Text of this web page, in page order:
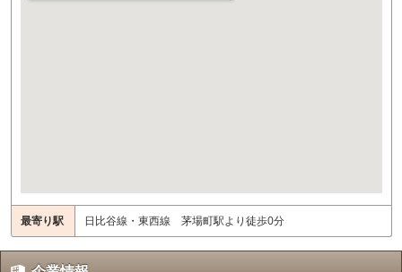
最寄り駅 日比谷線・東西線 茅場町駅より徒歩0分